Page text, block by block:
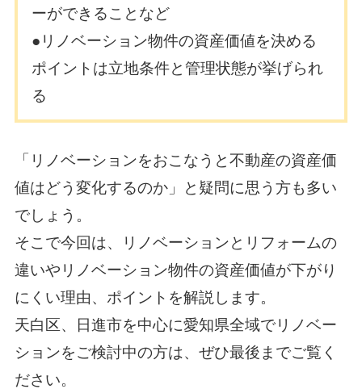
ーができることなど
●リノベーション物件の資産価値を決める
ポイントは立地条件と管理状態が挙げられ
る
「リノベーションをおこなうと不動産の資産価
値はどう変化するのか」と疑問に思う方も多い
でしょう。
そこで今回は、リノベーションとリフォームの
違いやリノベーション物件の資産価値が下がり
にくい理由、ポイントを解説します。
天白区、日進市を中心に愛知県全域でリノベー
ションをご検討中の方は、ぜひ最後までご覧く
ださい。